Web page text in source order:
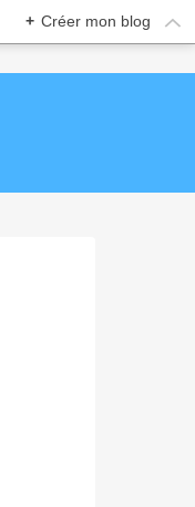
+ Créer mon blog